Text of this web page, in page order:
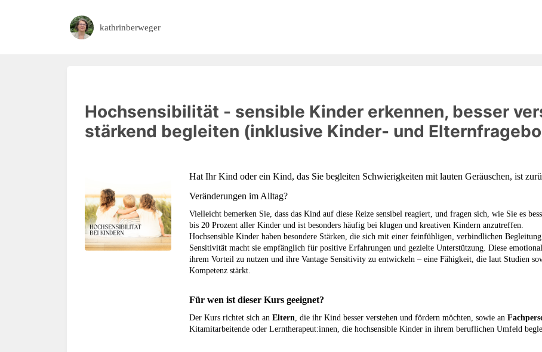
kathrinberweger
Hochsensibilität - sensible Kinder erkennen, besser
stärkend begleiten (inklusive Kinder- und
Hat Ihr Kind oder ein Kind, das Sie begleiten Schwierigkeiten mit lauten Geräuschen, ist
Veränderungen im Alltag?
Vielleicht bemerken Sie, dass das Kind auf diese Reize sensibel reagiert, und fragen sich, wie Sie es
bis 20 Prozent aller Kinder und ist besonders häufig bei klugen und kreativen Kindern anzutreffen.
Hochsensible Kinder haben besondere Stärken, die sich mit einer feinfühligen, verbindlichen
Sensitivität macht sie empfänglich für positive Erfahrungen und gezielte Unterstützung. Diese
ihrem Vorteil zu nutzen und ihre Vantage Sensitivity zu entwickeln – eine Fähigkeit, die laut Studien
Kompetenz stärkt.
Für wen ist dieser Kurs geeignet?
Der Kurs richtet sich an Eltern, die ihr Kind besser verstehen und fördern möchten, sowie an
Kitamitarbeitende oder Lerntherapeut:innen, die hochsensible Kinder in ihrem beruflichen Umfeld